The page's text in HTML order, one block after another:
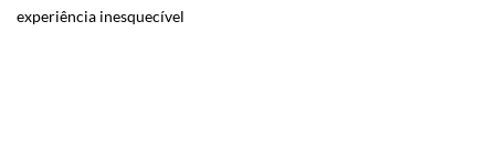
experiência inesquecível